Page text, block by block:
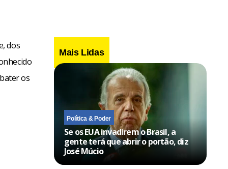
dos
os
Mais Lidas
Política & Poder
Se os EUA invadirem o Brasil, a
gente terá que abrir o portão, diz
José Múcio